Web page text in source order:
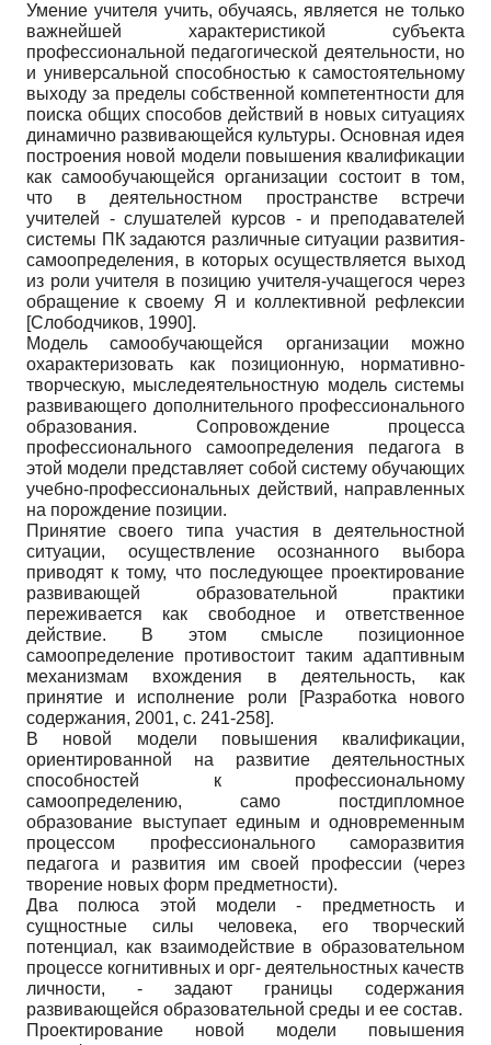
Умение учителя учить, обучаясь, является не только
важнейшей характеристикой субъекта
профессиональной педагогической деятельности, но
и универсальной способностью к самостоятельному
выходу за пределы собственной компетентности для
поиска общих способов действий в новых ситуациях
динамично развивающейся культуры. Основная идея
построения новой модели повышения квалификации
как самообучающейся организации состоит в том,
что в деятельностном пространстве встречи
учителей - слушателей курсов - и преподавателей
системы ПК задаются различные ситуации развития-
самоопределения, в которых осуществляется выход
из роли учителя в позицию учителя-учащегося через
обращение к своему Я и коллективной рефлексии
[Слободчиков, 1990].
Модель самообучающейся организации можно
охарактеризовать как позиционную, нормативно-
творческую, мыследеятельностную модель системы
развивающего дополнительного профессионального
образования. Сопровождение процесса
профессионального самоопределения педагога в
этой модели представляет собой систему обучающих
учебно-профессиональных действий, направленных
на порождение позиции.
Принятие своего типа участия в деятельностной
ситуации, осуществление осознанного выбора
приводят к тому, что последующее проектирование
развивающей образовательной практики
переживается как свободное и ответственное
действие. В этом смысле позиционное
самоопределение противостоит таким адаптивным
механизмам вхождения в деятельность, как
принятие и исполнение роли
[Разработка нового
содержания, 2001, с. 241-258].
В новой модели повышения квалификации,
ориентированной на развитие деятельностных
способностей к профессиональному
самоопределению, само постдипломное
образование выступает единым и одновременным
процессом профессионального саморазвития
педагога и развития им своей профессии (через
творение новых форм предметности).
Два полюса этой модели - предметность и
сущностные силы человека, его творческий
потенциал, как взаимодействие в образовательном
процессе когнитивных и орг- деятельностных качеств
личности, - задают границы содержания
развивающейся образовательной среды и ее состав.
Проектирование новой модели повышения